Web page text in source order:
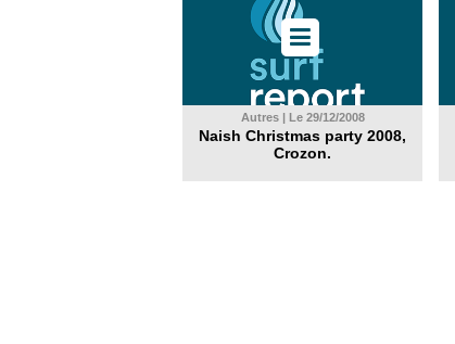
Autres | Le 29/12/2008
Naish Christmas party 2008,
Crozon.